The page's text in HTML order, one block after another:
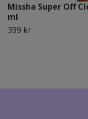
Missha Super Off
ml
399 kr